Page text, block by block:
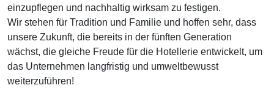
einzupflegen und nachhaltig wirksam zu festigen.
Wir stehen für Tradition und Familie und hoffen sehr, dass
unsere Zukunft, die bereits in der fünften Generation
wächst, die gleiche Freude für die Hotellerie entwickelt, um
das Unternehmen langfristig und umweltbewusst
weiterzuführen!